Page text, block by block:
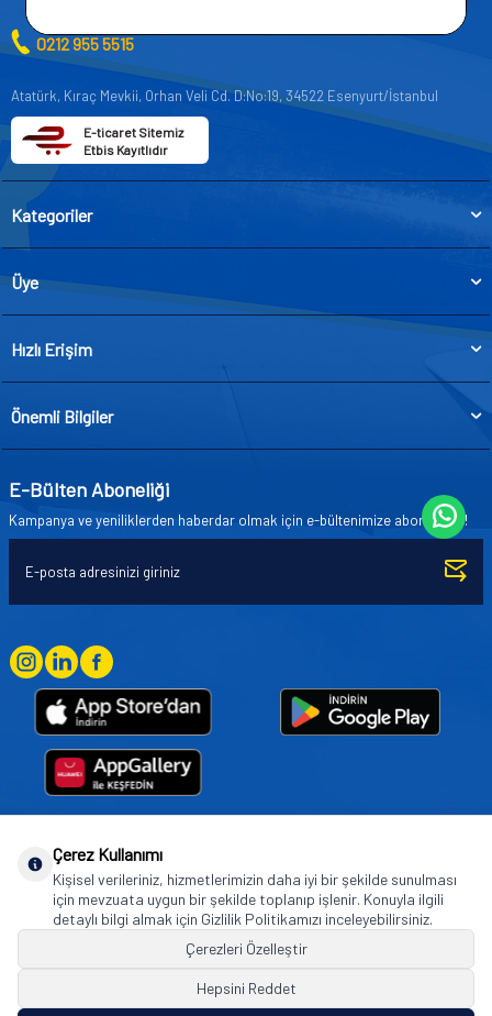
0212 955 5515
Atatürk, Kıraç Mevkii, Orhan Veli Cd. D:No:19, 34522 Esenyurt/İstanbul
E-ticaret Sitemiz
Etbis Kayıtlıdır
Kategoriler
Üye
Hızlı Erişim
Önemli Bilgiler
E-Bülten Aboneliği
Kampanya ve yeniliklerden haberdar olmak için e-bültenimize abone olun!
Goodyear (and Winged Foot Design) are trademarks of or licensed to The Goodyear
Tire & Rubber Company used under license by Basbug Group Company,
Istanbul/Türkiye. © 2026 The Goodyear Tire & Rubber Company.
Çerez Kullanımı
Kişisel verileriniz, hizmetlerimizin daha iyi bir şekilde sunulması
için mevzuata uygun bir şekilde toplanıp işlenir. Konuyla ilgili
detaylı bilgi almak için Gizlilik Politikamızı inceleyebilirsiniz.
Çerezleri Özelleştir
Hepsini Reddet